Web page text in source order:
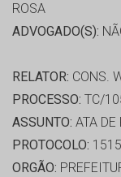
ROSA
ADVOGADO(S):
RELATOR: CONS.
PROCESSO: TC/
ASSUNTO: ATA DE
PROTOCOLO:
ORGÃO: